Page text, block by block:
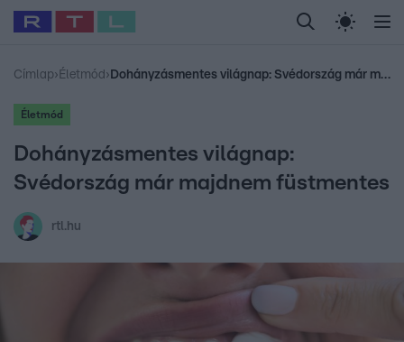
Legfrissebb RTL Híradó Randi Celeb vagyok,
Babits Marcella Most Wanted Gallusz
Címlap› Életmód › Dohányzásmentes világnap: Svédország már majdnem füstmentes
Életmód
Dohányzásmentes világnap:
Svédország már majdnem füstmentes
rtl.hu